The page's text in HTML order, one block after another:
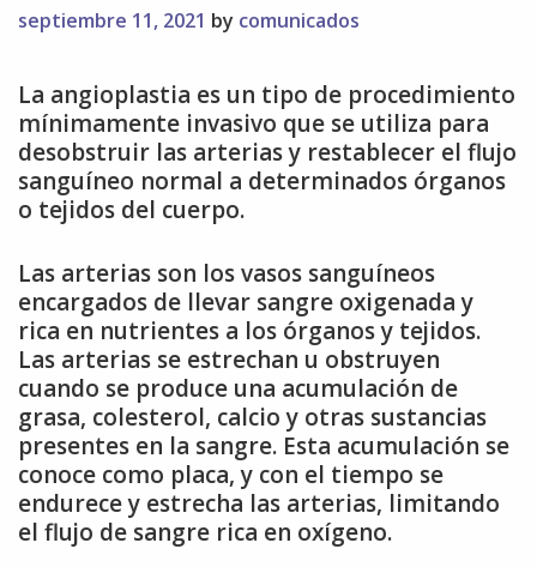
septiembre 11, 2021 by comunicados
La angioplastia es un tipo de procedimiento
mínimamente invasivo que se utiliza para
desobstruir las arterias y restablecer el flujo
sanguíneo normal a determinados órganos
o tejidos del cuerpo.
Las arterias son los vasos sanguíneos
encargados de llevar sangre oxigenada y
rica en nutrientes a los órganos y tejidos.
Las arterias se estrechan u obstruyen
cuando se produce una acumulación de
grasa, colesterol, calcio y otras sustancias
presentes en la sangre. Esta acumulación se
conoce como placa, y con el tiempo se
endurece y estrecha las arterias, limitando
el flujo de sangre rica en oxígeno.